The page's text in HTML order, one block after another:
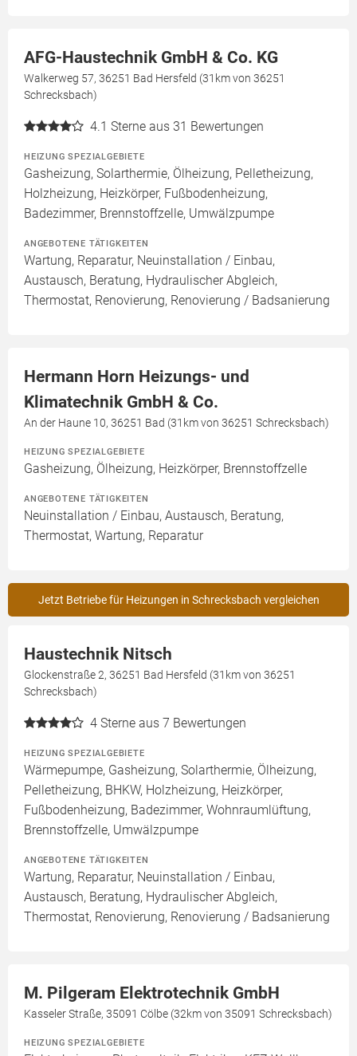
AFG-Haustechnik GmbH & Co. KG
Walkerweg 57, 36251 Bad Hersfeld (31km von 36251
Schrecksbach)
4.1 Sterne aus 31 Bewertungen
HEIZUNG SPEZIALGEBIETE
Gasheizung, Solarthermie, Ölheizung, Pelletheizung,
Holzheizung, Heizkörper, Fußbodenheizung,
Badezimmer, Brennstoffzelle, Umwälzpumpe
ANGEBOTENE TÄTIGKEITEN
Wartung, Reparatur, Neuinstallation / Einbau,
Austausch, Beratung, Hydraulischer Abgleich,
Thermostat, Renovierung, Renovierung / Badsanierung
Hermann Horn Heizungs- und
Klimatechnik GmbH & Co.
An der Haune 10, 36251 Bad (31km von 36251 Schrecksbach)
HEIZUNG SPEZIALGEBIETE
Gasheizung, Ölheizung, Heizkörper, Brennstoffzelle
ANGEBOTENE TÄTIGKEITEN
Neuinstallation / Einbau, Austausch, Beratung,
Thermostat, Wartung, Reparatur
Jetzt Betriebe für Heizungen in Schrecksbach vergleichen
Haustechnik Nitsch
Glockenstraße 2, 36251 Bad Hersfeld (31km von 36251
Schrecksbach)
4 Sterne aus 7 Bewertungen
HEIZUNG SPEZIALGEBIETE
Wärmepumpe, Gasheizung, Solarthermie, Ölheizung,
Pelletheizung, BHKW, Holzheizung, Heizkörper,
Fußbodenheizung, Badezimmer, Wohnraumlüftung,
Brennstoffzelle, Umwälzpumpe
ANGEBOTENE TÄTIGKEITEN
Wartung, Reparatur, Neuinstallation / Einbau,
Austausch, Beratung, Hydraulischer Abgleich,
Thermostat, Renovierung, Renovierung / Badsanierung
M. Pilgeram Elektrotechnik GmbH
Kasseler Straße, 35091 Cölbe (32km von 35091 Schrecksbach)
HEIZUNG SPEZIALGEBIETE